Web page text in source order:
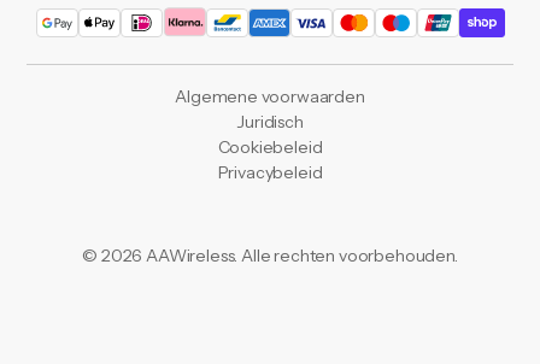
Algemene voorwaarden
Juridisch
Cookiebeleid
Privacybeleid
© 2026 AAWireless. Alle rechten voorbehouden.